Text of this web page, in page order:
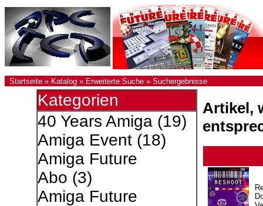
Startseite » Katalog » Erweiterte Suche » Suchergebnisse
Kategorien
40 Years Amiga (19)
Amiga Event (18)
Amiga Future
Abo (3)
Amiga Future
Artikel,